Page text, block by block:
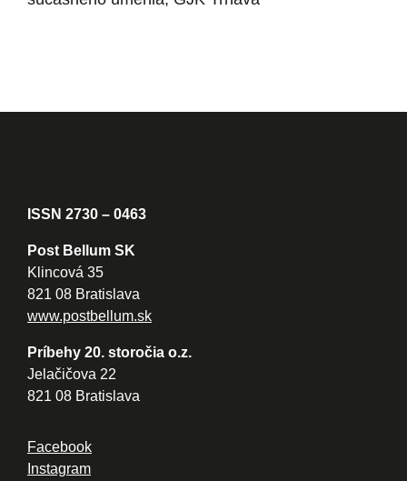
ISSN 2730 – 0463
Post Bellum SK
Klincová 35
821 08 Bratislava
www.postbellum.sk
Príbehy 20. storočia o.z.
Jelačičova 22
821 08 Bratislava
Facebook
Instagram